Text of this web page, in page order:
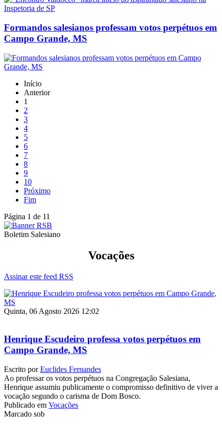
Formandos salesianos professam votos perpétuos em
Campo Grande, MS
Início
Anterior
1
2
3
4
5
6
7
8
9
10
Próximo
Fim
Página 1 de 11
Boletim Salesiano
Vocações
Assinar este feed RSS
Quinta, 06 Agosto 2026 12:02
Henrique Escudeiro professa votos perpétuos em
Campo Grande, MS
Escrito porEuclides Fernandes
Ao professar os votos perpétuos na Congregação Salesiana,
Henrique assumiu publicamente o compromisso definitivo de viver a
vocação segundo o carisma de Dom Bosco.
Publicado em Vocações
Marcado sob